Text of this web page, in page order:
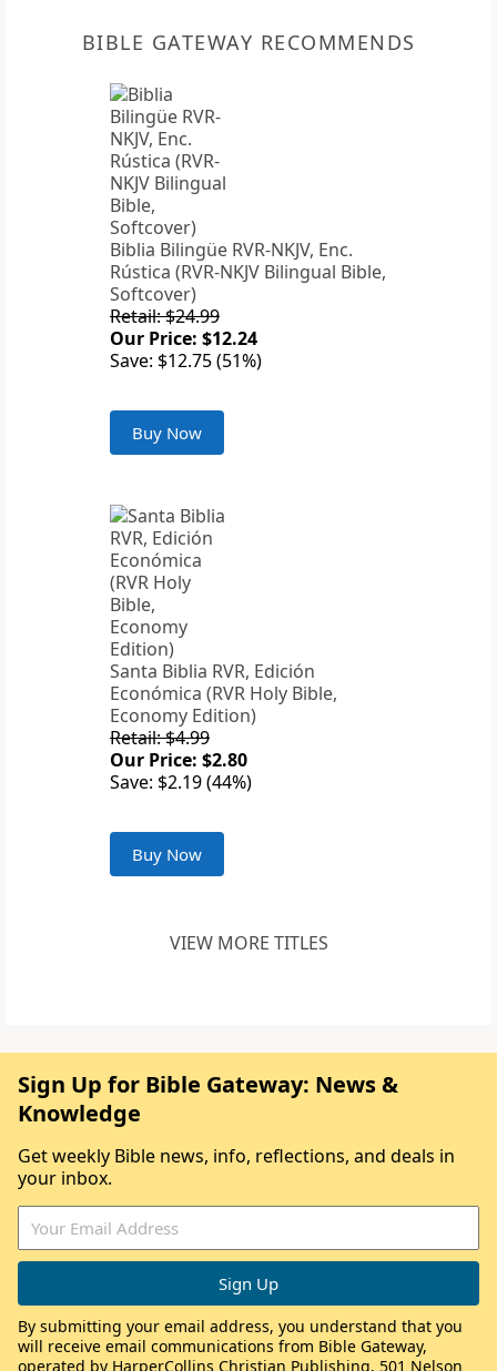
BIBLE GATEWAY RECOMMENDS
Biblia Bilingüe RVR-NKJV, Enc.
Rústica (RVR-NKJV Bilingual Bible,
Softcover)
Retail: $24.99
Our Price: $12.24
Save: $12.75 (51%)
Buy Now
Santa Biblia RVR, Edición
Económica (RVR Holy Bible,
Economy Edition)
Retail: $4.99
Our Price: $2.80
Save: $2.19 (44%)
Buy Now
VIEW MORE TITLES
Sign Up for Bible Gateway: News &
Knowledge
Get weekly Bible news, info, reflections, and deals in
your inbox.
By submitting your email address, you understand that you
will receive email communications from Bible Gateway,
operated by HarperCollins Christian Publishing, 501 Nelson